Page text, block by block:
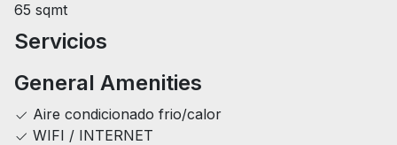
65 sqmt
Servicios
General Amenities
Aire condicionado frio/calor
WIFI / INTERNET